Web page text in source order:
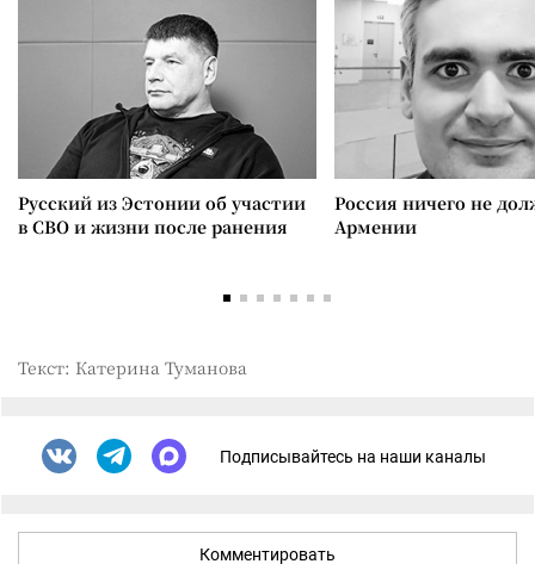
Русский из Эстонии об участии
в СВО и жизни после ранения
Россия ничего не
Армении
Текст: Катерина Туманова
Подписывайтесь на наши каналы
Комментировать